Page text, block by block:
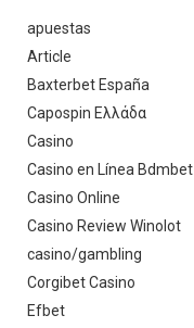
apuestas
Article
Baxterbet España
Capospin Ελλάδα
Casino
Casino en Línea Bdmbet
Casino Online
Casino Review Winolot
casino/gambling
Corgibet Casino
Efbet